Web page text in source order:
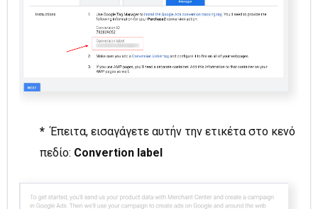
* Έπειτα, εισαγάγετε αυτήν την ετικέτα στο κενό
πεδίο: Convertion label